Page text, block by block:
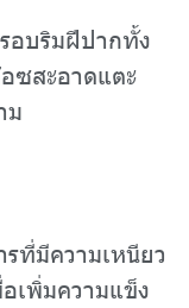
อบริมฝีปากทั้ง
ซสะอาดแตะ
ม
รที่มีความเหนียว
เพิ่มความแข็ง